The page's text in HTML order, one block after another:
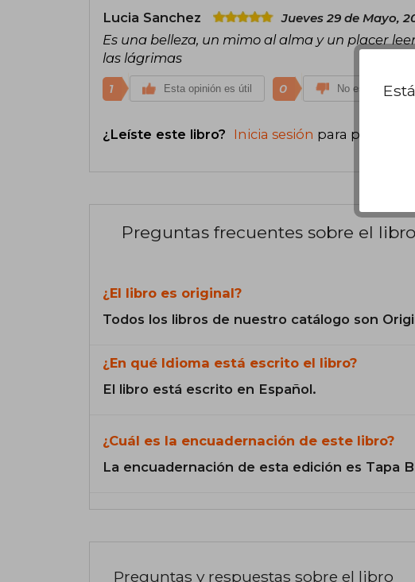
Lucia Sanchez Jueves 29 de Mayo,
Es una belleza, un mimo al alma y un placer
las lágrimas
1 Esta opinión es útil 0 No es útil
¿Leíste este libro? Inicia sesión para poder
Preguntas frecuentes sobre el libro
¿El libro es original?
Todos los libros de nuestro catálogo son
¿En qué Idioma está escrito el libro?
El libro está escrito en Español.
¿Cuál es la encuadernación de este libro?
La encuadernación de esta edición es Tapa
Preguntas y respuestas sobre el libro